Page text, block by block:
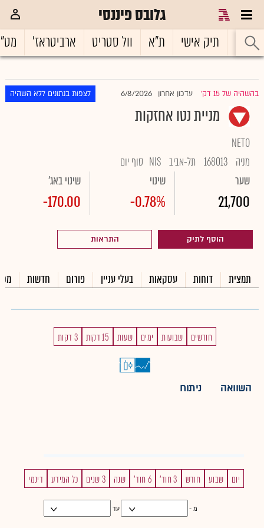
גלובס פיננסי
ראשי תיק אישי ת"א וול סטריט ארביטראז'
בהשהיה של 15 דק' עדכון אחרון 6/8/2026 לצפות בנתונים ללא השהיה
מניית נטו אחזקות
NETO
מניה 168013 תל-אביב NIS סוף יום
שער
21,700
שינוי
-0.78%
שינוי באג'
-170.00
הוסף לתיק התראות
תמצית דוחות עסקאות בעלי עניין פורום חדשות
חודשים שבועות ימים שעות 15 דקות 3 דקות
השוואה ניתוח
יום שבוע חודש 3 חוד' 6 חוד' שנה 3 שנים כל המידע דינמי
מ - עד